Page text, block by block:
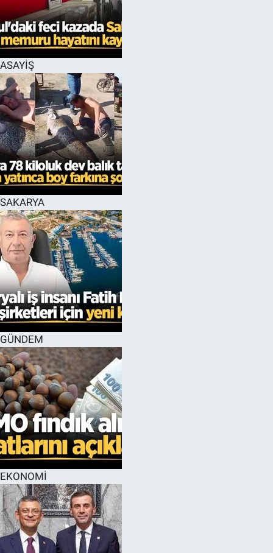
ASAYİŞ
SAKARYA
GÜNDEM
EKONOMİ
EĞİTİM
MAGAZİN
ÖZEL HABER
HALK54 PANORAMA